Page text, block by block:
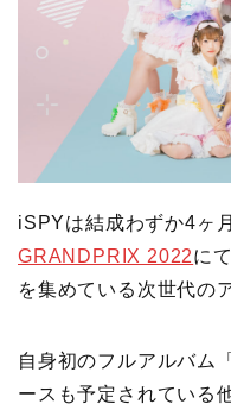
iSPYは結成わずか4ヶ
GRANDPRIX 2022に
を集めている次世代の
自身初のフルアルバム
ースも予定されている